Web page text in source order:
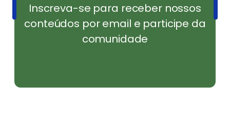
Inscreva-se para receber nossos
conteúdos por email e participe da
comunidade